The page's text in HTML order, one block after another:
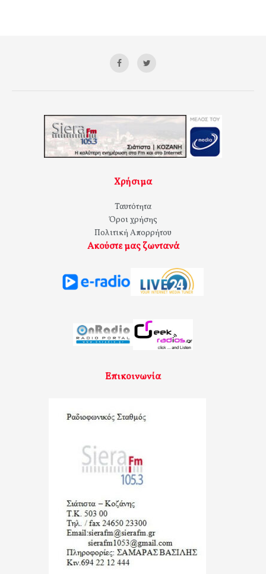
Χρήσιμα
Ταυτότητα
Όροι χρήσης
Πολιτική Απορρήτου
Ακούστε μας ζωντανά
Επικοινωνία